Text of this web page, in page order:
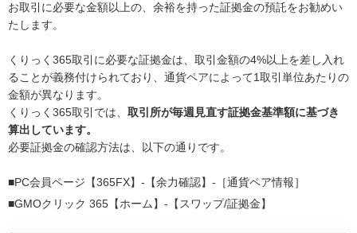
お取引に必要な金額以上の、余裕を持った証拠金の預託をお勧めい
たします。
くりっく365取引に必要な証拠金は、取引金額の4%以上を差し入れ
ることが義務付けられており、通貨ペアによって1取引単位あたりの
金額が異なります。
くりっく365取引では、 取引所が毎週見直す証拠金基準額に基づき
算出しています。
必要証拠金の確認方法は、以下の通りです。
■PC会員ページ【365FX】-【余力確認】-［通貨ペア情報］
■GMOクリック 365【ホーム】-【スワップ/証拠金】